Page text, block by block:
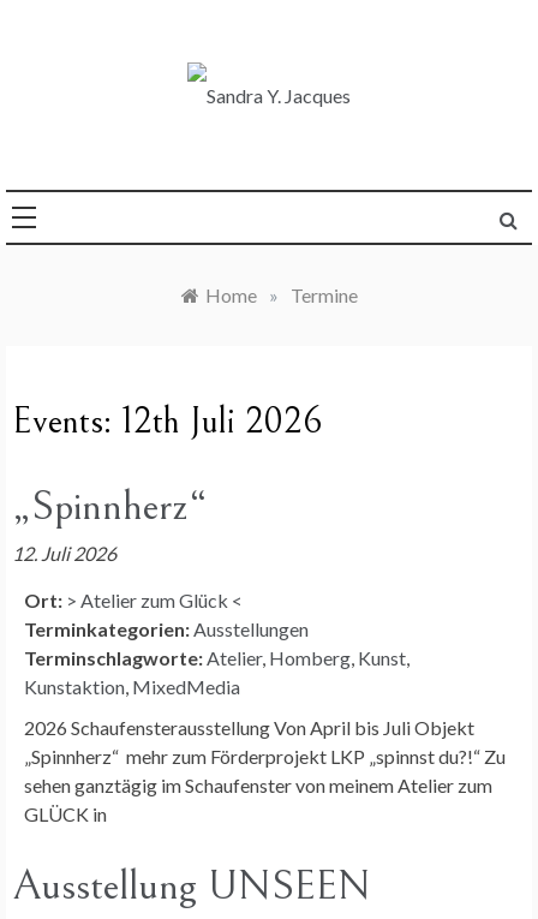
Home » Termine
Events: 12th Juli 2026
„Spinnherz“
12. Juli 2026
Ort: > Atelier zum Glück <
Terminkategorien:Ausstellungen
Terminschlagworte:Atelier, Homberg, Kunst,
Kunstaktion, MixedMedia
2026 Schaufensterausstellung Von April bis Juli Objekt
„Spinnherz“ mehr zum Förderprojekt LKP „spinnst du?!“ Zu
sehen ganztägig im Schaufenster von meinem Atelier zum
GLÜCK in
Ausstellung UNSEEN